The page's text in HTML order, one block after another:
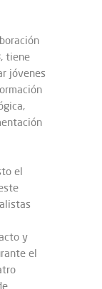
tiene
jóvenes
el
y
el